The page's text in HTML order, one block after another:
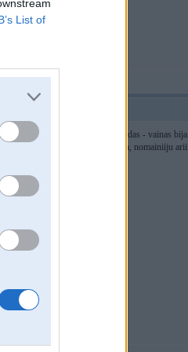
List of
reizeem rijaas ciet un nebija jaudas - vainas bija
pirms augstspiediena suuknja, nomainiiju arii